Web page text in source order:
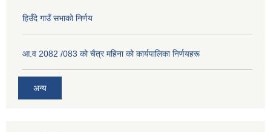
हिउँदे गाउँ सभाको निर्णय
आ.व 2082 /083 को चैत्र महिना को कार्यपालिका निर्णयहरू
अन्य